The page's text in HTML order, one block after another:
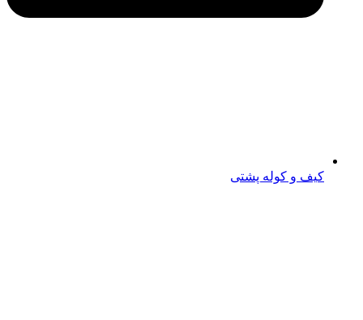
کیف و کوله پشتی